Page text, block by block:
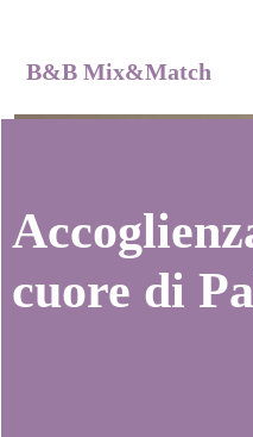
B&B Mix&Match
cuore di